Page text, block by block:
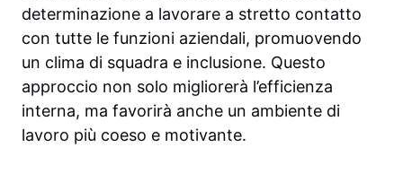
determinazione a lavorare a stretto contatto
con tutte le funzioni aziendali, promuovendo
un clima di squadra e inclusione. Questo
approccio non solo migliorerà l’efficienza
interna, ma favorirà anche un ambiente di
lavoro più coeso e motivante.